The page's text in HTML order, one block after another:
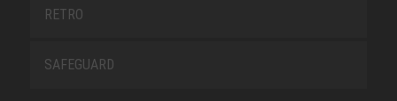
RETRO
SAFEGUARD